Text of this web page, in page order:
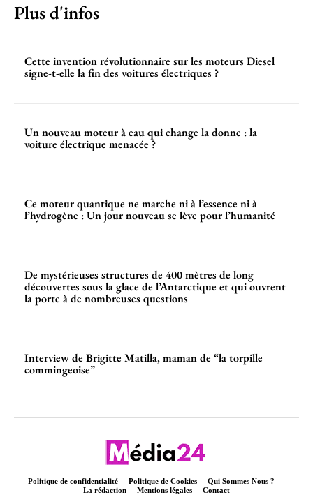
Plus d'infos
Cette invention révolutionnaire sur les moteurs Diesel
signe-t-elle la fin des voitures électriques ?
Un nouveau moteur à eau qui change la donne : la
voiture électrique menacée ?
Ce moteur quantique ne marche ni à l’essence ni à
l’hydrogène : Un jour nouveau se lève pour l’humanité
De mystérieuses structures de 400 mètres de long
découvertes sous la glace de l’Antarctique et qui ouvrent
la porte à de nombreuses questions
Interview de Brigitte Matilla, maman de “la torpille
commingeoise”
Politique de confidentialité Politique de Cookies
Qui Sommes Nous ?
La rédaction
Mentions légales Contact